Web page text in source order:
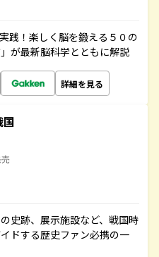
践！楽しく脳を鍛える５０の
が最新脳科学とともに解説
詳細を見る
史跡、展示施設など、戦国時
ドする歴史ファン必携の一